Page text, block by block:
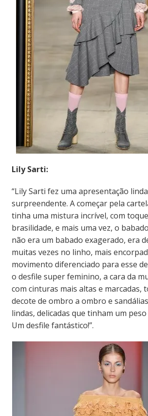
Lily Sarti:
“Lily Sarti fez uma apresentação
surpreendente. A começar pela
tinha uma mistura incrível, com
brasilidade, e mais uma vez, o
não era um babado exagerado, era
muitas vezes no linho, mais
movimento diferenciado para esse
o desfile super feminino, a cara da
com cinturas mais altas e marcadas,
decote de ombro a ombro e
lindas, delicadas que tinham um
Um desfile fantástico!”.